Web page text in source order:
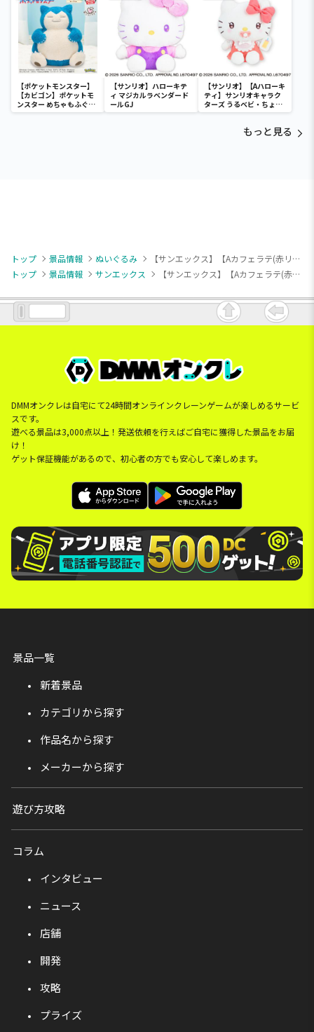
【ポケットモンスター】
【カビゴン】ポケットモ
ンスター めちゃもふぐっ
と ほっこりいやされぬい
【サンリオ】ハローキテ
ィ マジカルラベンダード
ールGJ
【サンリオ】【Aハローキ
ティ】サンリオキャラク
ターズ うるベビ・ちょい
デカドール
もっと見る
トップ 景品情報 ぬいぐるみ
【サンエックス】【Aカフェラテ(赤リボン)】たれぱんだ ラテカラーぬいぐるみXL
トップ
景品情報 サンエックス 【サンエックス】【Aカフェラテ(赤リボン)】たれぱんだ ラテカラーぬいぐるみXL
DMMオンクレは自宅にて24時間オンラインクレーンゲームが楽しめるサービ
スです。
遊べる景品は3,000点以上！発送依頼を行えばご自宅に獲得した景品をお届
け！
ゲット保証機能があるので、初心者の方でも安心して楽しめます。
景品一覧
新着景品
カテゴリから探す
作品名から探す
メーカーから探す
遊び方攻略
コラム
インタビュー
ニュース
店舗
開発
攻略
プライズ